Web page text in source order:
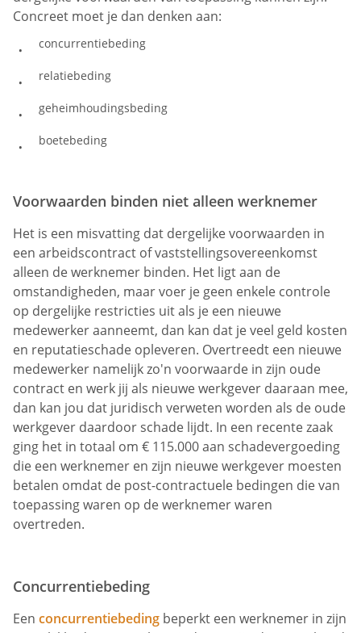
Concreet moet je dan denken aan:
concurrentiebeding
relatiebeding
geheimhoudingsbeding
boetebeding
Voorwaarden binden niet alleen werknemer
Het is een misvatting dat dergelijke voorwaarden in
een arbeidscontract of vaststellingsovereenkomst
alleen de werknemer binden. Het ligt aan de
omstandigheden, maar voer je geen enkele controle
op dergelijke restricties uit als je een nieuwe
medewerker aanneemt, dan kan dat je veel geld kosten
en reputatieschade opleveren. Overtreedt een nieuwe
medewerker namelijk zo'n voorwaarde in zijn oude
contract en werk jij als nieuwe werkgever daaraan mee,
dan kan jou dat juridisch verweten worden als de oude
werkgever daardoor schade lijdt. In een recente zaak
ging het in totaal om € 115.000 aan schadevergoeding
die een werknemer en zijn nieuwe werkgever moesten
betalen omdat de post-contractuele bedingen die van
toepassing waren op de werknemer waren
overtreden.
Concurrentiebeding
Een concurrentiebeding beperkt een werknemer in zijn